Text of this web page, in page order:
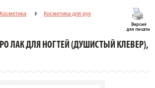
Косметика Косметика для рук
для ногтей (Душистый клевер), 10 мл
ЛАК ДЛЯ НОГТЕЙ (ДУШИСТЫЙ КЛЕВЕР),